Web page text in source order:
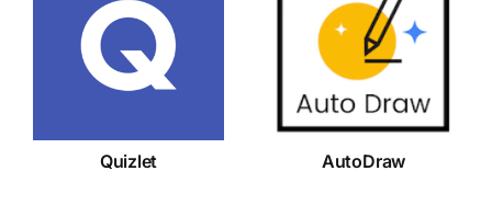
Quizlet
Quizlet
AutoDraw
AutoDraw